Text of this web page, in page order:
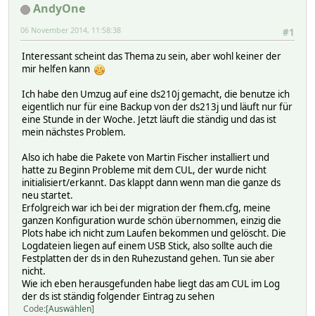
AndyOne
#1
06 November 2014, 11:58:38
Interessant scheint das Thema zu sein, aber wohl keiner der
mir helfen kann
Ich habe den Umzug auf eine ds210j gemacht, die benutze ich
eigentlich nur für eine Backup von der ds213j und läuft nur für
eine Stunde in der Woche. Jetzt läuft die ständig und das ist
mein nächstes Problem.
Also ich habe die Pakete von Martin Fischer installiert und
hatte zu Beginn Probleme mit dem CUL, der wurde nicht
initialisiert/erkannt. Das klappt dann wenn man die ganze ds
neu startet.
Erfolgreich war ich bei der migration der fhem.cfg, meine
ganzen Konfiguration wurde schön übernommen, einzig die
Plots habe ich nicht zum Laufen bekommen und gelöscht. Die
Logdateien liegen auf einem USB Stick, also sollte auch die
Festplatten der ds in den Ruhezustand gehen. Tun sie aber
nicht.
Wie ich eben herausgefunden habe liegt das am CUL im Log
der ds ist ständig folgender Eintrag zu sehen
Code Auswählen